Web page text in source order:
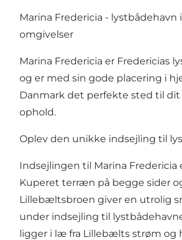
Marina Fredericia - lystbådehavn
omgivelser
Marina Fredericia er Fredericias
og er med sin gode placering i
Danmark det perfekte sted til
ophold.
Oplev den unikke indsejling til
Indsejlingen til Marina Fredericia
Kuperet terræn på begge sider
Lillebæltsbroen giver en utrolig
under indsejling til
ligger i læ fra Lillebælts strøm og